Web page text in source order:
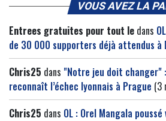
VOUS AVEZ LA
Entrees gratuites pour tout le dans
de 30 000 supporters déjà attendus à
Chris25 dans "Notre jeu doit changer"
reconnaît l’échec lyonnais à Prague (3
Chris25 dans OL : Orel Mangala